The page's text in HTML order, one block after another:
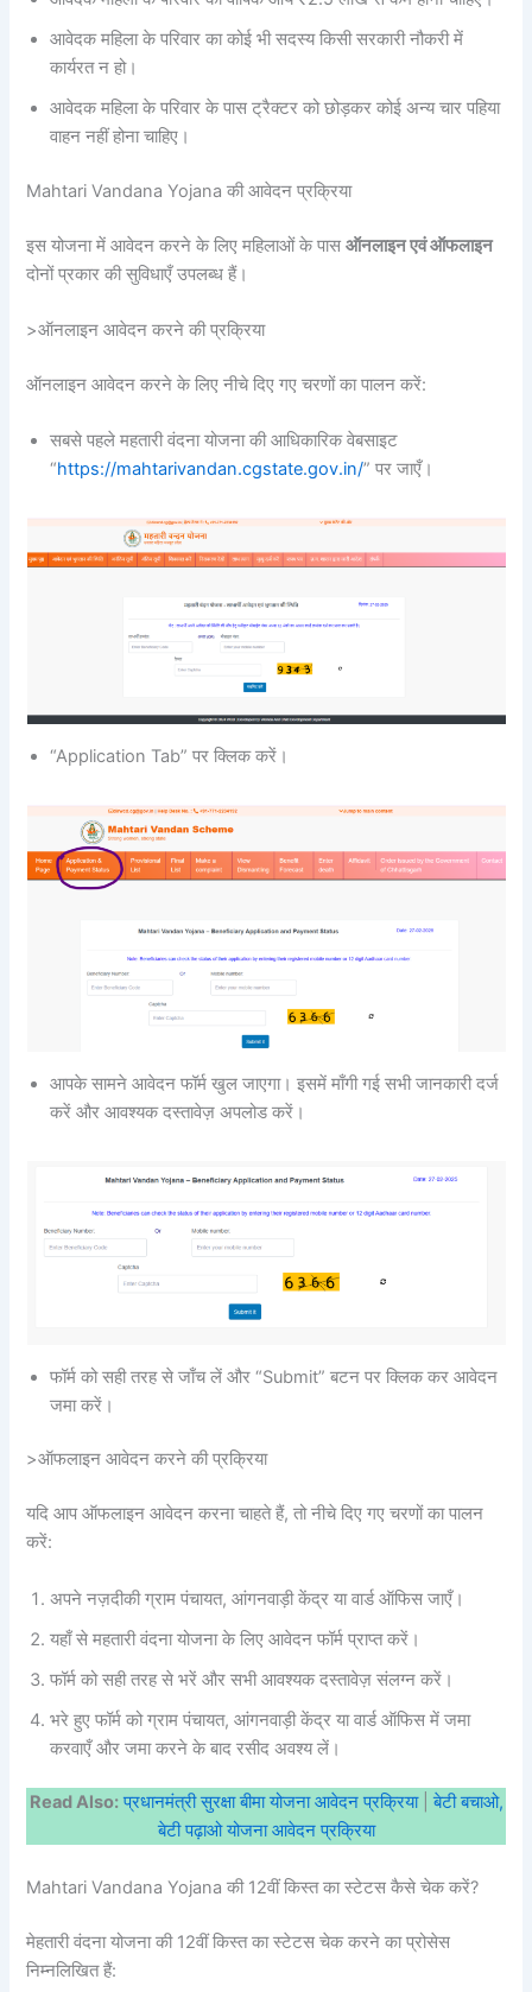
आवेदक महिला के परिवार का कोई भी सदस्य किसी सरकारी नौकरी में
कार्यरत न हो।
आवेदक महिला के परिवार के पास ट्रैक्टर को छोड़कर कोई अन्य चार पहिया
वाहन नहीं होना चाहिए।
Mahtari Vandana Yojana की आवेदन प्रक्रिया
इस योजना में आवेदन करने के लिए महिलाओं के पासऑनलाइन एवं ऑफलाइन
दोनों प्रकार की सुविधाएँ उपलब्ध हैं।
>ऑनलाइन आवेदन करने की प्रक्रिया
ऑनलाइन आवेदन करने के लिए नीचे दिए गए चरणों का पालन करें:
सबसे पहले महतारी वंदना योजना की आधिकारिक वेबसाइट
“https://mahtarivandan.cgstate.gov.in/” पर जाएँ।
“Application Tab” पर क्लिक करें।
आपके सामने आवेदन फॉर्म खुल जाएगा। इसमें माँगी गई सभी जानकारी दर्ज
करें और आवश्यक दस्तावेज़ अपलोड करें।
फॉर्म को सही तरह से जाँच लें और “Submit” बटन पर क्लिक कर आवेदन
जमा करें।
>ऑफलाइन आवेदन करने की प्रक्रिया
यदि आप ऑफलाइन आवेदन करना चाहते हैं, तो नीचे दिए गए चरणों का पालन
करें:
अपने नज़दीकी ग्राम पंचायत, आंगनवाड़ी केंद्र या वार्ड ऑफिस जाएँ।
यहाँ से महतारी वंदना योजना के लिए आवेदन फॉर्म प्राप्त करें।
फॉर्म को सही तरह से भरें और सभी आवश्यक दस्तावेज़ संलग्न करें।
भरे हुए फॉर्म को ग्राम पंचायत, आंगनवाड़ी केंद्र या वार्ड ऑफिस में जमा
करवाएँ और जमा करने के बाद रसीद अवश्य लें।
Read Also: प्रधानमंत्री सुरक्षा बीमा योजना आवेदन प्रक्रिया| बेटी बचाओ,
बेटी पढ़ाओ योजना आवेदन प्रक्रिया
Mahtari Vandana Yojana की 12वीं किस्त का स्टेटस कैसे चेक करें?
मेहतारी वंदना योजना की 12वीं किस्त का स्टेटस चेक करने का प्रोसेस
निम्नलिखित हैं: